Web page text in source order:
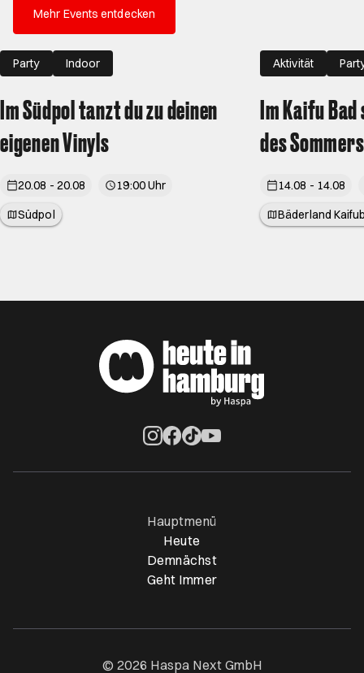
Mehr Events entdecken
Party Indoor
Im Südpol tanzt du zu deinen
eigenen Vinyls
20.08 - 20.08
19:00 Uhr
Südpol
Aktivität
Im Kaifu
des Sommers
14.08 - 14.08
Bäderland
Hauptmenü
Heute
Demnächst
Geht Immer
© 2026 Haspa Next GmbH